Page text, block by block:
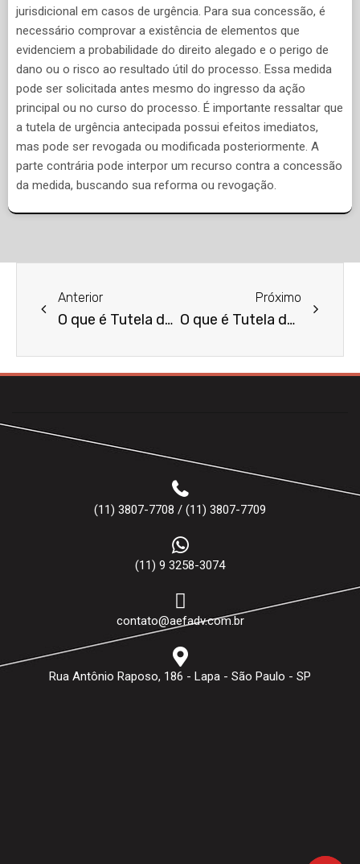
jurisdicional em casos de urgência. Para sua concessão, é
necessário comprovar a existência de elementos que
evidenciem a probabilidade do direito alegado e o perigo de
dano ou o risco ao resultado útil do processo. Essa medida
pode ser solicitada antes mesmo do ingresso da ação
principal ou no curso do processo. É importante ressaltar que
a tutela de urgência antecipada possui efeitos imediatos,
mas pode ser revogada ou modificada posteriormente. A
parte contrária pode interpor um recurso contra a concessão
da medida, buscando sua reforma ou revogação.
Anterior
O que é Tutela de Abstenção?
Próximo
O que é Tutela de Urgência Cautelar?
(11) 3807-7708 / (11) 3807-7709
(11) 9 3258-3074
contato@aefadv.com.br
Rua Antônio Raposo, 186 - Lapa - São Paulo - SP